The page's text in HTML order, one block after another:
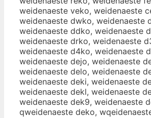
weidenaeste veko, weidenaeste
weidenaeste dwko, weidenaeste
weidenaeste ddko, weidenaeste
weidenaeste drko, weidenaeste
weidenaeste d4ko, weidenaeste
weidenaeste dejo, weidenaeste
weidenaeste delo, weidenaeste
weidenaeste deki, weidenaeste
weidenaeste dekl, weidenaeste
weidenaeste dek9, weidenaeste
qweidenaeste deko,